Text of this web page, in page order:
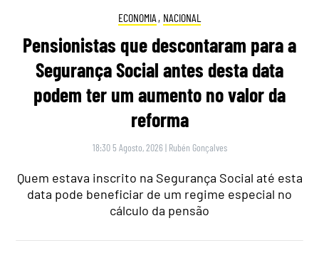
ECONOMIA , NACIONAL
Pensionistas que descontaram para a
Segurança Social antes desta data
podem ter um aumento no valor da
reforma
18:30 5 Agosto, 2026 | Rubén Gonçalves
Quem estava inscrito na Segurança Social até esta
data pode beneficiar de um regime especial no
cálculo da pensão